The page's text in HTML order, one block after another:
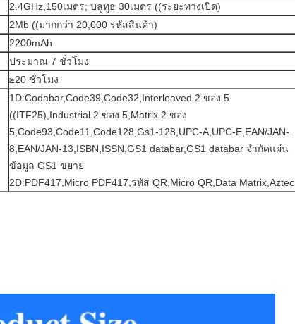
2.4GHz,150เมตร; บลูทูธ 30เมตร ((ระยะทางเปิด)
2Mb ((มากกว่า 20,000 รหัสสินค้า)
2200mAh
ประมาณ 7 ชั่วโมง
≥20 ชั่วโมง
1D:Codabar,Code39,Code32,Interleaved 2 ของ 5
((ITF25),Industrial 2 ของ 5,Matrix 2 ของ
5,Code93,Code11,Code128,Gs1-128,UPC-A,UPC-E,EAN/JAN-
8,EAN/JAN-13,ISBN,ISSN,GS1 databar,GS1 databar จํากัดแผ่น
ข้อมูล GS1 ขยาย
2D:PDF417,Micro PDF417,รหัส QR,Micro QR,Data Matrix,Aztec